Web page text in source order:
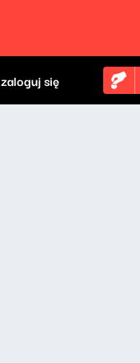
zaloguj się